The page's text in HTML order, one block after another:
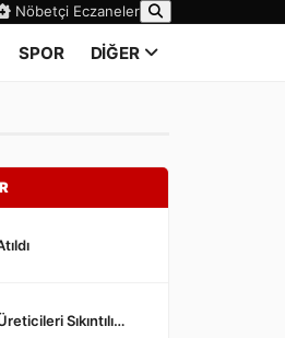
Nöbetçi Eczaneler
SPOR DİĞER
Sıkıntılı…